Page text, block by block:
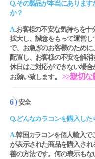
Q.その製品が本当にありま
か？
A.お客様の不安な気持ちを十
拡大し、誠意をもって運営
で、お急ぎのお客様のため
配置し、お客様の不安を解
休日はご対応ができない場
お願い致します。 >>親切な
6 )安全
Q.どんなカラコンを購入した
A.韓国カラコンを個人輸入で
が表示された商品を購入さ
善の方法です。何の表示も